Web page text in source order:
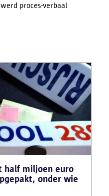
proces-verbaal
half miljoen euro
onder wie